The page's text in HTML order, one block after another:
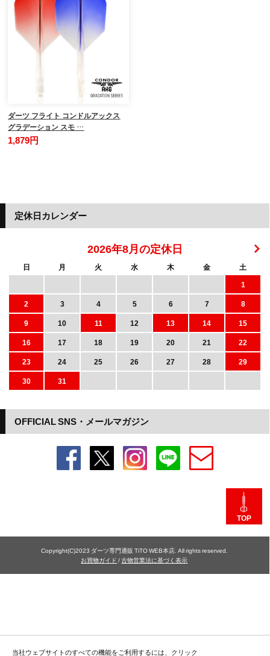
ダーツ フライト コンドルアックス
グラデーション スモ …
1,879円
当社ウェブサイトのすべての機能をご利用するには、クリック
OFFICIAL SNS・メールマガジン
定休日カレンダー
2026年8月の定休日
日 月 火 水 木 金
土
1
2
3 4 5 6 7
8
9
10 11 12 13 14
15
16
17 18 19 20 21
22
23
24 25 26 27 28
29
30
31
TOP
Copyright(C)2023 ダーツ専門通販 TiTO WEB本店. All rights reserved.
お買物ガイド /古物営業法に基づく表示